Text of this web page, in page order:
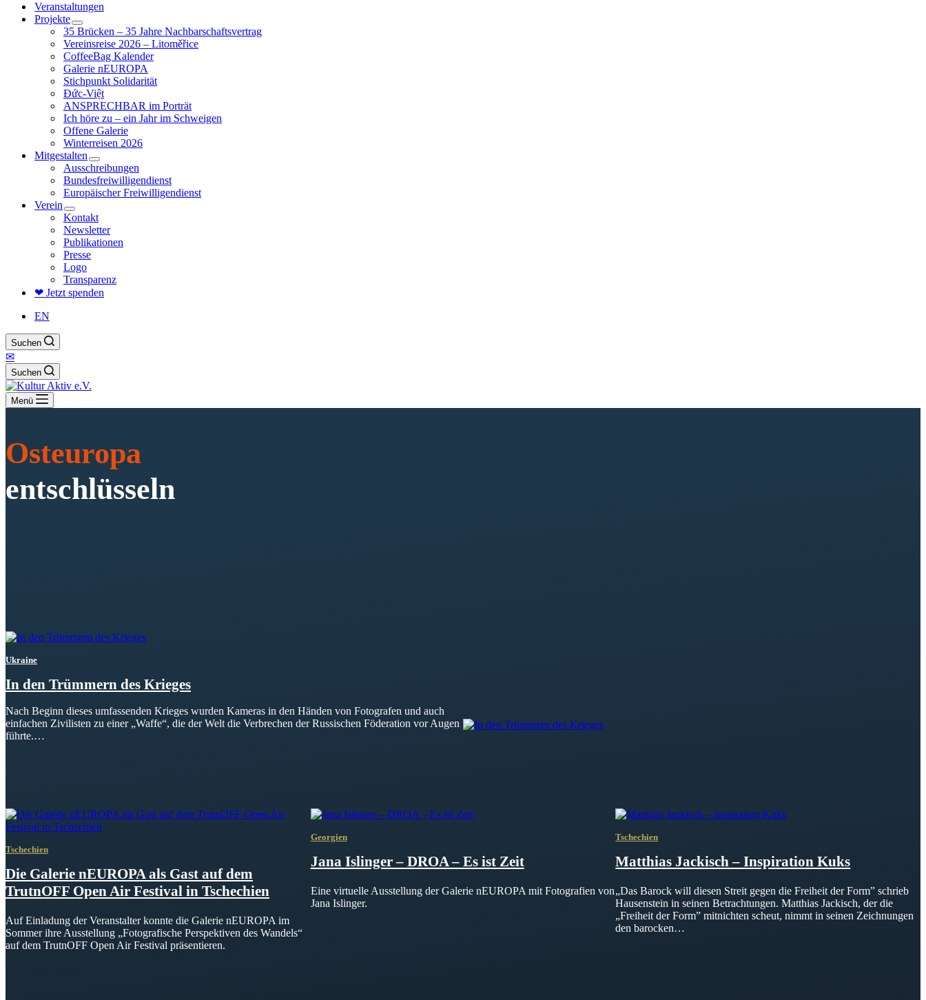
Veranstaltungen
Projekte
35 Brücken – 35 Jahre Nachbarschaftsvertrag
Vereinsreise 2026 – Litoměřice
CoffeeBag Kalender
Galerie nEUROPA
Stichpunkt Solidarität
Đức-Việt
ANSPRECHBAR im Porträt
Ich höre zu – ein Jahr im Schweigen
Offene Galerie
Winterreisen 2026
Mitgestalten
Ausschreibungen
Bundesfreiwilligendienst
Europäischer Freiwilligendienst
Verein
Kontakt
Newsletter
Publikationen
Presse
Logo
Transparenz
❤ Jetzt spenden
EN
Suchen
✉
Suchen
Menü
Osteuropa
entschlüsseln
Ukraine
In den Trümmern des Krieges
Nach Beginn dieses umfassenden Krieges wurden Kameras in den Händen von Fotografen und auch
einfachen Zivilisten zu einer „Waffe“, die der Welt die Verbrechen der Russischen Föderation vor Augen
führte.…
Tschechien
Die Galerie nEUROPA als Gast auf dem
TrutnOFF Open Air Festival in Tschechien
Auf Einladung der Veranstalter konnte die Galerie nEUROPA im
Sommer ihre Ausstellung „Fotografische Perspektiven des Wandels“
auf dem TrutnOFF Open Air Festival präsentieren.
Georgien
Jana Islinger – DROA – Es ist Zeit
Eine virtuelle Ausstellung der Galerie nEUROPA mit Fotografien von
Jana Islinger.
Tschechien
Matthias Jackisch – Inspiration Kuks
„Das Barock will diesen Streit gegen die Freiheit der Form” schrieb
Hausenstein in seinen Betrachtungen. Matthias Jackisch, der die
„Freiheit der Form” mitnichten scheut, nimmt in seinen Zeichnungen
den barocken…